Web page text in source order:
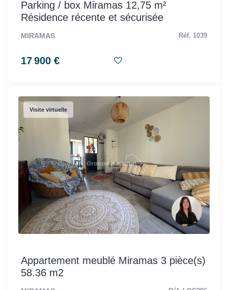
Parking / box Miramas 12,75 m²
Résidence récente et sécurisée
MIRAMAS Réf. 1039
17 900 €
Visite virtuelle
Appartement meublé Miramas 3 pièce(s)
58.36 m2